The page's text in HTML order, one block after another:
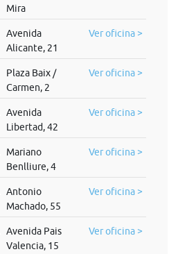
Mira
Avenida
Alicante, 21
Ver oficina >
Plaza Baix /
Carmen, 2
Ver oficina >
Avenida
Libertad, 42
Ver oficina >
Mariano
Benlliure, 4
Ver oficina >
Antonio
Machado, 55
Ver oficina >
Avenida Pais
Valencia, 15
Ver oficina >